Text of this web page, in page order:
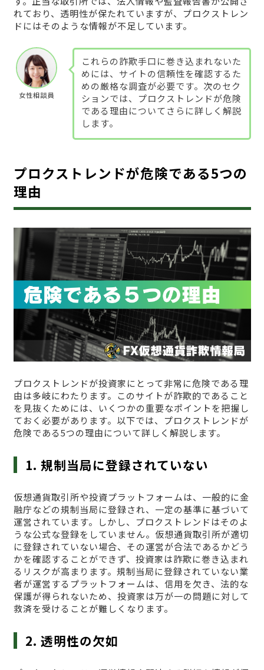
れており、透明性が保たれていますが、プロクストレン
ドにはそのような情報が不足しています。
女性相談員
これらの詐欺手口に巻き込まれないた
めには、サイトの信頼性を確認するた
めの厳格な調査が必要です。次のセク
ションでは、プロクストレンドが危険
である理由についてさらに詳しく解説
します。
プロクストレンドが危険である5つの
理由
プロクストレンドが投資家にとって非常に危険である理
由は多岐にわたります。このサイトが詐欺的であること
を見抜くためには、いくつかの重要なポイントを把握し
ておく必要があります。以下では、プロクストレンドが
危険である5つの理由について詳しく解説します。
1. 規制当局に登録されていない
仮想通貨取引所や投資プラットフォームは、一般的に金
融庁などの規制当局に登録され、一定の基準に基づいて
運営されています。しかし、プロクストレンドはそのよ
うな公式な登録をしていません。仮想通貨取引所が適切
に登録されていない場合、その運営が合法であるかどう
かを確認することができず、投資家は詐欺に巻き込まれ
るリスクが高まります。規制当局に登録されていない業
者が運営するプラットフォームは、信用を欠き、法的な
保護が得られないため、投資家は万が一の問題に対して
救済を受けることが難しくなります。
2. 透明性の欠如